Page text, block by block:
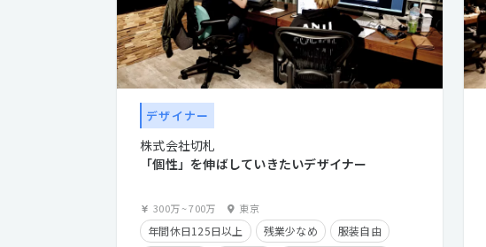
デザイナー
株式会社切札
「個性」を伸ばしていきたいデザイナー
300万~700万 東京
年間休日125日以上 残業少なめ
服装自由